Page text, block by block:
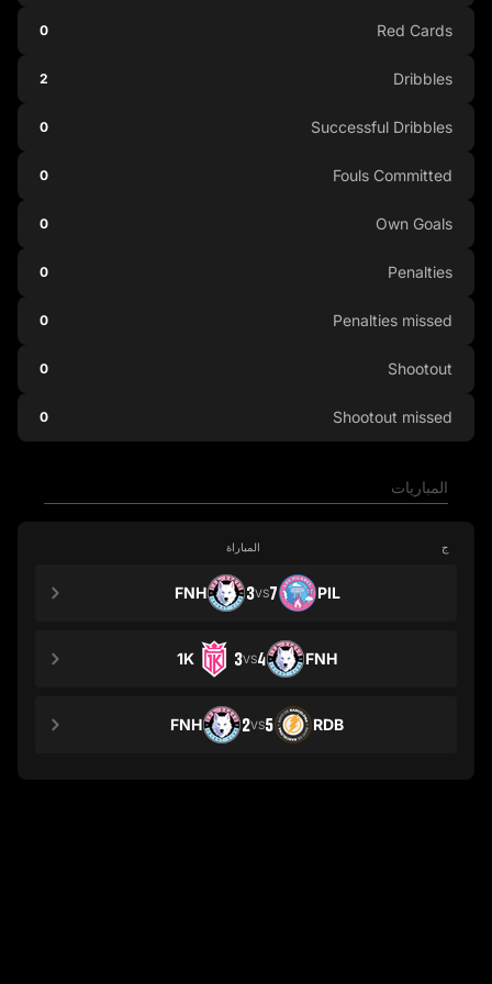
المباريات
ج المباراة
PIL
7
VS
3
FNH
FNH
4
VS
3
1K
RDB
5
VS
2
FNH
Red Cards
0
Dribbles
2
Successful Dribbles
0
Fouls Committed
0
Own Goals
0
Penalties
0
Penalties missed
0
Shootout
0
Shootout missed
0